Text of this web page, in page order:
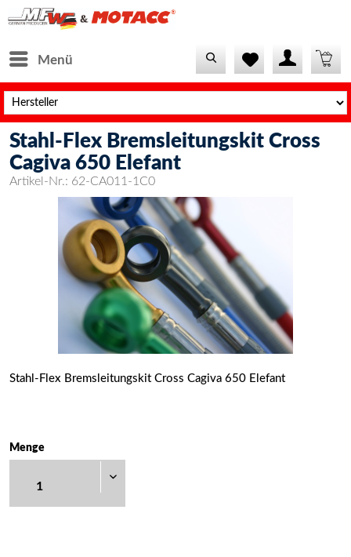
Menü
Stahl-Flex Bremsleitungskit Cross
Cagiva 650 Elefant
Artikel-Nr.: 62-CA011-1C0
Stahl-Flex Bremsleitungskit Cross Cagiva 650 Elefant
Menge